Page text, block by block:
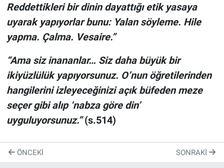
Reddettikleri bir dinin dayattığı etik yasaya
uyarak yapıyorlar bunu: Yalan söyleme. Hile
yapma. Çalma. Vesaire.”
“Ama siz inananlar… Siz daha büyük bir
ikiyüzlülük yapıyorsunuz. O’nun öğretilerinden
hangilerini izleyeceğinizi açık büfeden meze
seçer gibi alıp ‘nabza göre din’
uyguluyorsunuz.”(s.514)
ÖNCEKI SONRAKI